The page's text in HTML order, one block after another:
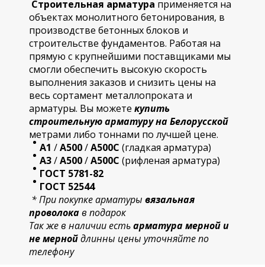
Строительная арматура применяется на
объектах монолитного бетонирования, в
производстве бетонных блоков и
строительстве фундаментов. Работая на
прямую с крупнейшими поставщиками мы
смогли обеспечить высокую скорость
выполнения заказов и снизить цены на
весь сортамент металлопроката и
арматуры. Вы можете купить
строительнуюарматуру на Белорусской
метрами либо тоннами по лучшей цене.
А1 /А500/А500С (гладкая арматура)
А3/А500/А500С (рифленая арматура)
ГОСТ 5781-82
ГОСТ 52544
* При покупке арматуры вязальная
проволокав подарок
Так же в наличии естьарматура мерной и
не мернойдлинны цены уточняйте по
телефону